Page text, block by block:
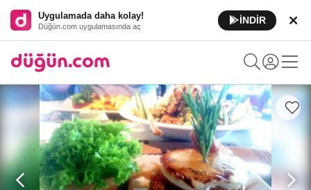
Uygulamada daha kolay!
Düğün.com uygulamasında aç
İNDİR